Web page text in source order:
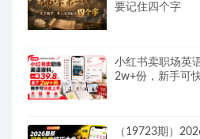
要记住四个字
小红书卖职场英
2w+份，新手可
（19723期）